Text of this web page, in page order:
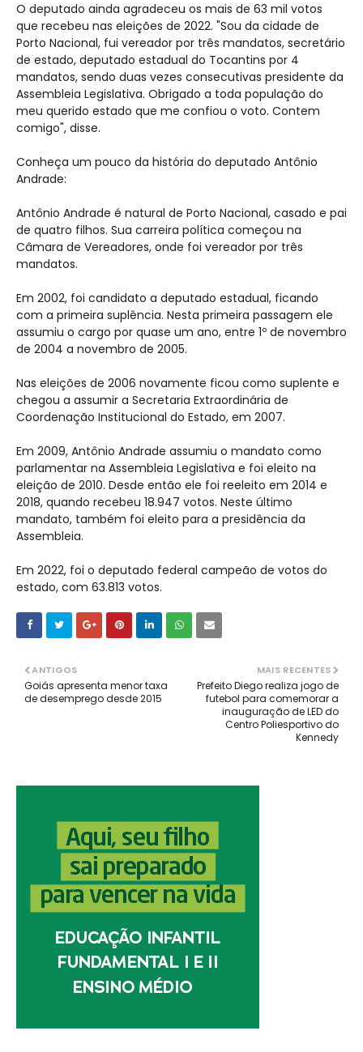
O deputado ainda agradeceu os mais de 63 mil votos
que recebeu nas eleições de 2022. "Sou da cidade de
Porto Nacional, fui vereador por três mandatos, secretário
de estado, deputado estadual do Tocantins por 4
mandatos, sendo duas vezes consecutivas presidente da
Assembleia Legislativa. Obrigado a toda população do
meu querido estado que me confiou o voto. Contem
comigo", disse.
Conheça um pouco da história do deputado Antônio
Andrade:
Antônio Andrade é natural de Porto Nacional, casado e pai
de quatro filhos. Sua carreira política começou na
Câmara de Vereadores, onde foi vereador por três
mandatos.
Em 2002, foi candidato a deputado estadual, ficando
com a primeira suplência. Nesta primeira passagem ele
assumiu o cargo por quase um ano, entre 1º de novembro
de 2004 a novembro de 2005.
Nas eleições de 2006 novamente ficou como suplente e
chegou a assumir a Secretaria Extraordinária de
Coordenação Institucional do Estado, em 2007.
Em 2009, Antônio Andrade assumiu o mandato como
parlamentar na Assembleia Legislativa e foi eleito na
eleição de 2010. Desde então ele foi reeleito em 2014 e
2018, quando recebeu 18.947 votos. Neste último
mandato, também foi eleito para a presidência da
Assembleia.
Em 2022, foi o deputado federal campeão de votos do
estado, com 63.813 votos.
MAIS RECENTES
Prefeito Diego realiza jogo de
futebol para comemorar a
inauguração de LED do
Centro Poliesportivo do
Kennedy
ANTIGOS
Goiás apresenta menor taxa
de desemprego desde 2015